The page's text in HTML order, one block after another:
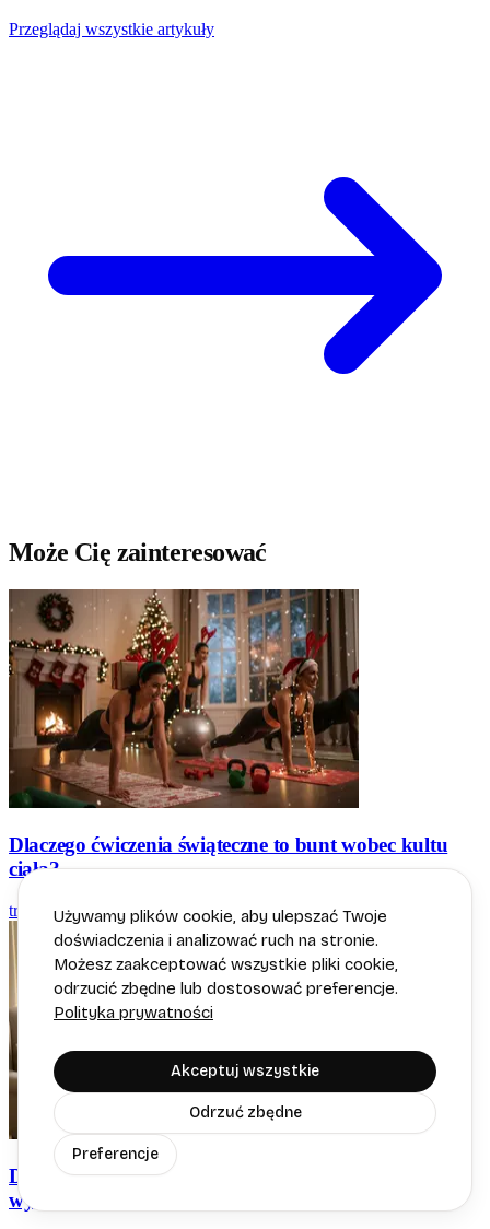
Używamy plików cookie, aby ulepszać Twoje
doświadczenia i analizować ruch na stronie.
Możesz zaakceptować wszystkie pliki cookie,
odrzucić zbędne lub dostosować preferencje.
Polityka prywatności
Akceptuj wszystkie
Odrzuć zbędne
Preferencje
Przeglądaj wszystkie artykuły
Może Cię zainteresować
Dlaczego ćwiczenia świąteczne to bunt wobec kultu
ciała?
trenerka.ai
Domowe ćwiczenia seniora: Prawdy, mity i szokujące
wyniki